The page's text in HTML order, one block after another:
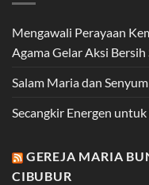
Mengawali Perayaan
Agama Gelar Aksi Bersih
Salam Maria dan
Secangkir Energen
GEREJA MARIA
CIBUBUR